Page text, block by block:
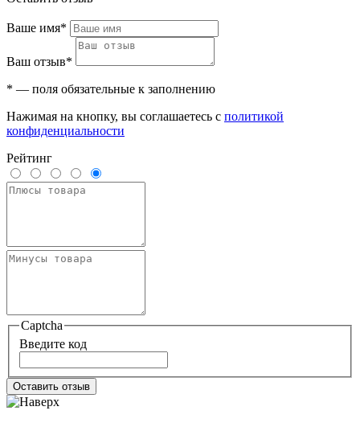
Ваше имя*
Ваш отзыв*
* — поля обязательные к заполнению
Нажимая на кнопку, вы соглашаетесь с политикой
конфиденциальности
Рейтинг
Captcha
Введите код
Оставить отзыв